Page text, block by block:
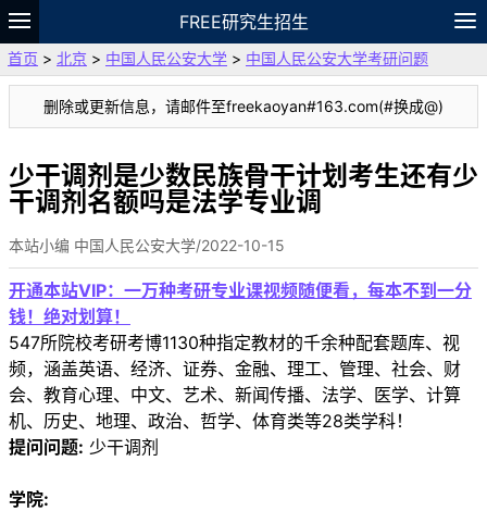
FREE研究生招生
题库
故事 专题 APP 笔记
论坛
VIP
资料
首页 > 北京 > 中国人民公安大学 > 中国人民公安大学考研问题
删除或更新信息，请邮件至freekaoyan#163.com(#换成@)
少干调剂是少数民族骨干计划考生还有少
干调剂名额吗是法学专业调
本站小编 中国人民公安大学/2022-10-15
开通本站VIP：一万种考研专业课视频随便看，每本不到一分
钱！绝对划算！
547所院校考研考博1130种指定教材的千余种配套题库、视
频，涵盖英语、经济、证券、金融、理工、管理、社会、财
会、教育心理、中文、艺术、新闻传播、法学、医学、计算
机、历史、地理、政治、哲学、体育类等28类学科！
提问问题: 少干调剂
学院: